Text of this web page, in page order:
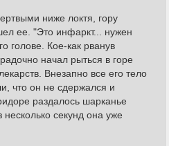
ниже локтя, гору
ее. "Это инфаркт... нужен
голове. Кое-как рванув
начал рыться в горе
Внезапно все его тело
что он не сдержался и
раздалось шарканье
несколько секунд она уже